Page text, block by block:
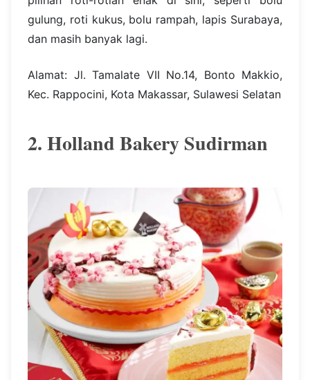
gulung, roti kukus, bolu rampah, lapis Surabaya,
dan masih banyak lagi.
Alamat: Jl. Tamalate VII No.14, Bonto Makkio,
Kec. Rappocini, Kota Makassar, Sulawesi Selatan
2. Holland Bakery Sudirman